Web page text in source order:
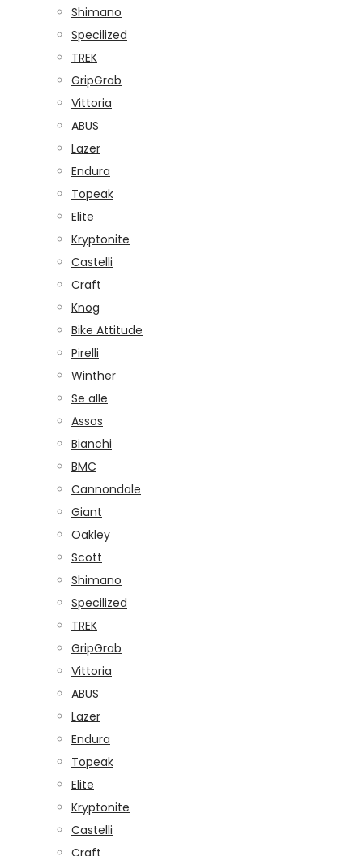
Shimano
Specilized
TREK
GripGrab
Vittoria
ABUS
Lazer
Endura
Topeak
Elite
Kryptonite
Castelli
Craft
Knog
Bike Attitude
Pirelli
Winther
Se alle
Assos
Bianchi
BMC
Cannondale
Giant
Oakley
Scott
Shimano
Specilized
TREK
GripGrab
Vittoria
ABUS
Lazer
Endura
Topeak
Elite
Kryptonite
Castelli
Craft